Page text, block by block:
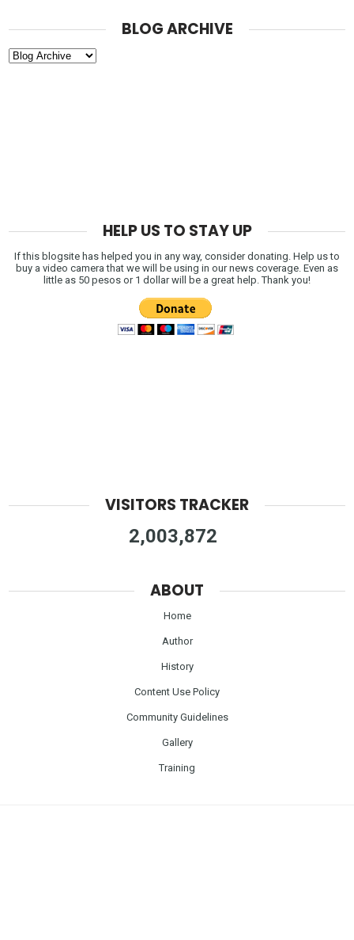
BLOG ARCHIVE
HELP US TO STAY UP
If this blogsite has helped you in any way, consider donating. Help us to
buy a video camera that we will be using in our news coverage. Even as
little as 50 pesos or 1 dollar will be a great help. Thank you!
VISITORS TRACKER
2,003,872
ABOUT
Home
Author
History
Content Use Policy
Community Guidelines
Gallery
Training